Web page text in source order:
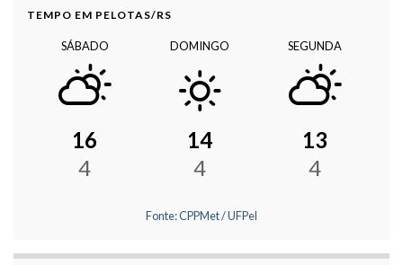
TEMPO EM PELOTAS/RS
SÁBADO
16
4
DOMINGO
14
4
SEGUNDA
13
4
Fonte: CPPMet / UFPel